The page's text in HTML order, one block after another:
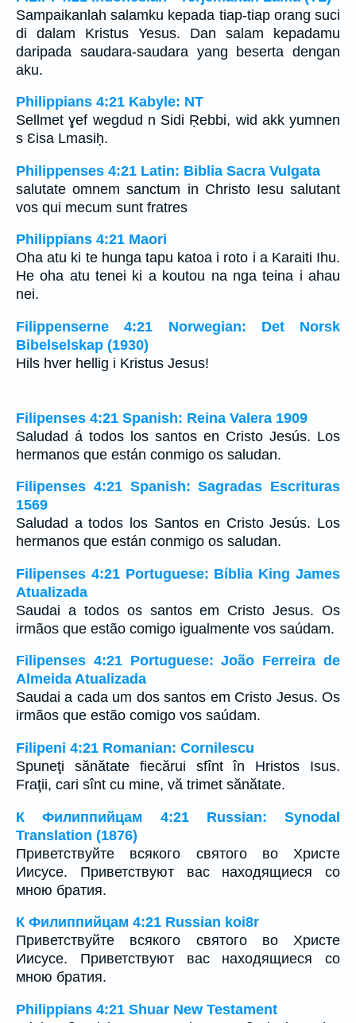
Sampaikanlah salamku kepada tiap-tiap orang suci
di dalam Kristus Yesus. Dan salam kepadamu
daripada saudara-saudara yang beserta dengan
aku.
Philippians 4:21 Kabyle: NT
Sellmet ɣef wegdud n Sidi Ṛebbi, wid akk yumnen
s Ɛisa Lmasiḥ.
Philippenses 4:21 Latin: Biblia Sacra Vulgata
salutate omnem sanctum in Christo Iesu salutant
vos qui mecum sunt fratres
Philippians 4:21 Maori
Oha atu ki te hunga tapu katoa i roto i a Karaiti Ihu.
He oha atu tenei ki a koutou na nga teina i ahau
nei.
Filippenserne 4:21 Norwegian: Det Norsk
Bibelselskap (1930)
Hils hver hellig i Kristus Jesus!
Filipenses 4:21 Spanish: Reina Valera 1909
Saludad á todos los santos en Cristo Jesús. Los
hermanos que están conmigo os saludan.
Filipenses 4:21 Spanish: Sagradas Escrituras
1569
Saludad a todos los Santos en Cristo Jesús. Los
hermanos que están conmigo os saludan.
Filipenses 4:21 Portuguese: Bíblia King James
Atualizada
Saudai a todos os santos em Cristo Jesus. Os
irmãos que estão comigo igualmente vos saúdam.
Filipenses 4:21 Portuguese: João Ferreira de
Almeida Atualizada
Saudai a cada um dos santos em Cristo Jesus. Os
irmãos que estão comigo vos saúdam.
Filipeni 4:21 Romanian: Cornilescu
Spuneţi sănătate fiecărui sfînt în Hristos Isus.
Fraţii, cari sînt cu mine, vă trimet sănătate.
К Филиппийцам 4:21 Russian: Synodal
Translation (1876)
Приветствуйте всякого святого во Христе
Иисусе. Приветствуют вас находящиеся со
мною братия.
К Филиппийцам 4:21 Russian koi8r
Приветствуйте всякого святого во Христе
Иисусе. Приветствуют вас находящиеся со
мною братия.
Philippians 4:21 Shuar New Testament